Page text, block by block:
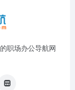
职场办公导航网